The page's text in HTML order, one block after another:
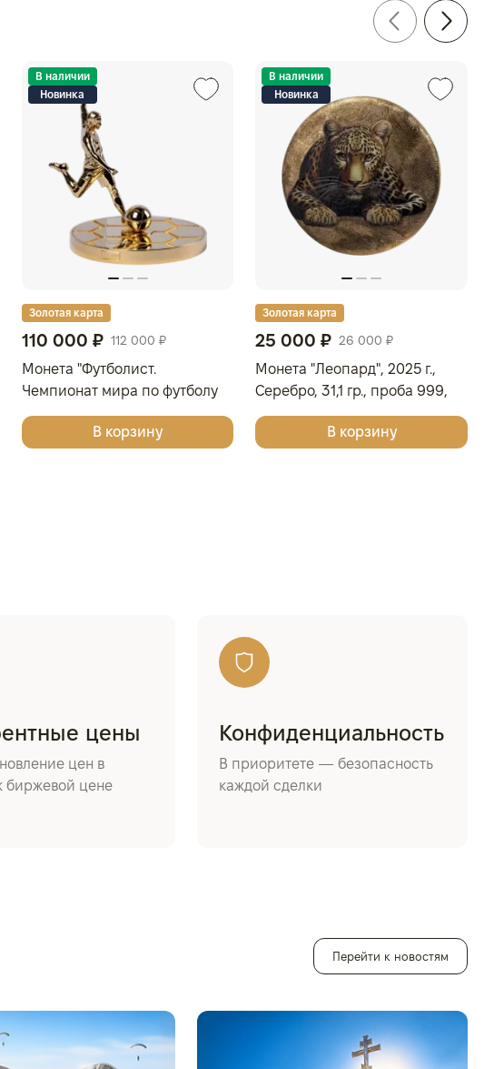
В наличии
Новинка
Золотая карта
110 000 ₽ 112 000 ₽
Монета "Футболист.
Чемпионат мира по футболу
2026", 2026 г., 155,5 гр., проба
999, САМОАВ корзину
В наличии
Новинка
Золотая карта
25 000 ₽ 26 000 ₽
Монета "Леопард", 2025 г.,
Серебро, 31,1 гр., проба 999,
ГВИНЕЯ
В корзину
цены
цен в
биржевой цене
Конфиденциальность
В приоритете — безопасность
каждой сделки
Перейти к новостям